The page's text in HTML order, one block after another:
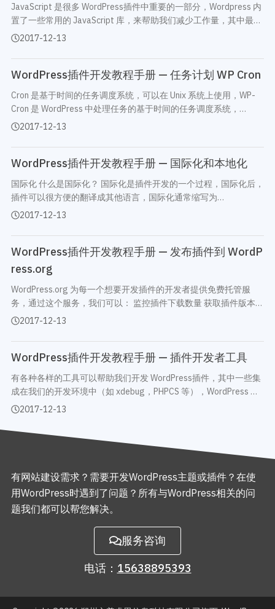
JavaScript 是很多 WordPress插件中重要的一部分，Wordpress 内
置了一些常用的 JavaScript 库，来帮助我们减少工作量，其中最常
用的就是 jQuery，我们可以使用 jQuery 在 WordPress插件中处理
2017-12-13
WordPress插件开发教程手册 — 任务计划 WP Cron
Cron 是基于时间的任务调度系统，可以在 Unix 系统上使用，WP-
Cron 是 WordPress 中处理任务的基于时间的任务调度系统，
WordPress 的几个核心功能如检查更新和定制发布功能，都使用了
2017-12-13
WordPress插件开发教程手册 — 国际化和本地化
国际化 什么是国际化？ 国际化是插件开发的一个过程，国际化后，
插件可以很方便的翻译成其他语言，国际化通常缩写为
i18n（Internationalization 中的第一个字母 i 和最后一个字母 n 中
2017-12-13
WordPress插件开发教程手册 — 发布插件到 WordP
ress.org
WordPress.org 为每一个想要开发插件的开发者提供免费托管服
务，通过这个服务，我们可以： 监控插件下载数量 获取插件版本使
用统计 接收用户的反馈和评价 通过免费论坛提供支持
2017-12-13
WordPress插件开发教程手册 — 插件开发者工具
有各种各样的工具可以帮助我们开发 WordPress插件，其中一些集
成在我们的开发环境中（如 xdebug，PHPCS 等），WordPress 也
提供了一些优秀的开发工具，来帮助我们正确的开发插件和诊断问
2017-12-13
有网站建设需求？需要开发WordPress主题或插件？在使
用WordPress时遇到了问题？所有与WordPress相关的问
题我们都可以帮您解决。
服务咨询
电话： 15638895393